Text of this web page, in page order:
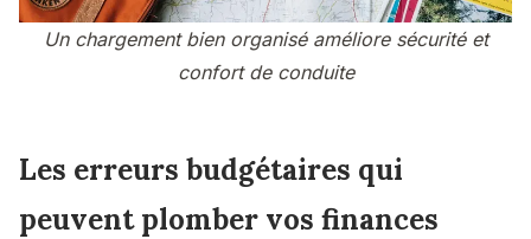
Un chargement bien organisé améliore sécurité et
confort de conduite
Les erreurs budgétaires qui
peuvent plomber vos finances